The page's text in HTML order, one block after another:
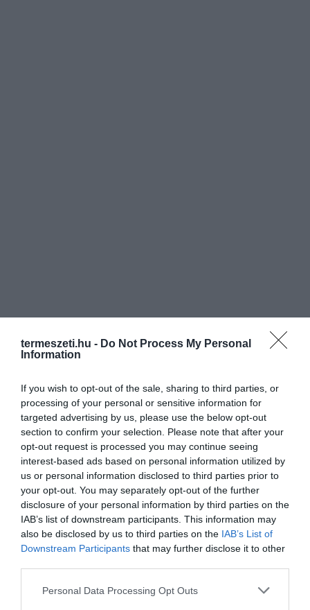
termeszeti.hu - Do Not Process My Personal
Information
If you wish to opt-out of the sale, sharing to third parties, or
processing of your personal or sensitive information for
targeted advertising by us, please use the below opt-out
section to confirm your selection. Please note that after your
opt-out request is processed you may continue seeing
interest-based ads based on personal information utilized by
us or personal information disclosed to third parties prior to
your opt-out. You may separately opt-out of the further
disclosure of your personal information by third parties on the
IAB’s list of downstream participants. This information may
also be disclosed by us to third parties on the IAB’s List of
Downstream Participants that may further disclose it to other
Please note that this website/app uses one or more Google
Personal Data Processing Opt Outs